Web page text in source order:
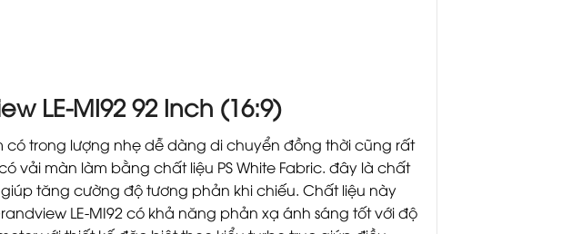
LE-MI92 92 Inch (16:9)
trong lượng nhẹ dễ dàng di chuyển đồng thời cũng rất
vải màn làm bằng chất liệu PS White Fabric. đây là chất
tăng cường độ tương phản khi chiếu. Chất liệu này
LE-MI92 có khả năng phản xạ ánh sáng tốt với độ